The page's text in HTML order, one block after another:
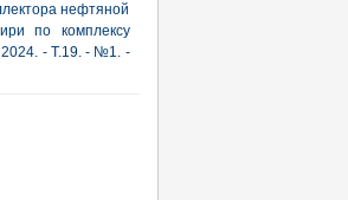
нефтяной
по комплексу
2024. - Т.19. - №1. -